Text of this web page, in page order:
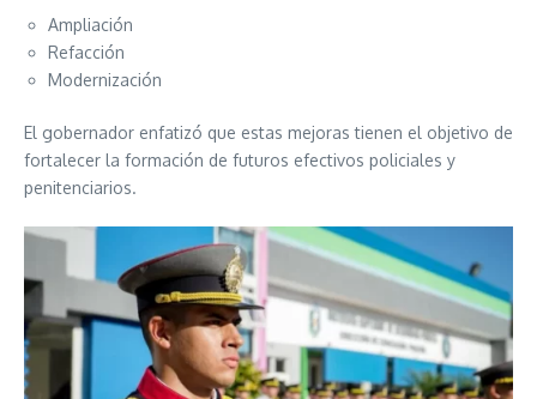
Ampliación
Refacción
Modernización
El gobernador enfatizó que estas mejoras tienen el objetivo de
fortalecer la formación de futuros efectivos policiales y
penitenciarios.